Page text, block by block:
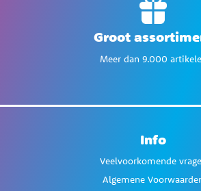
Groot
Meer dan 9.000
Info
Veelvoorkomende
Algemene